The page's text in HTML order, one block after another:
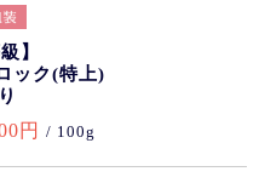
】
ック(特上)
円 / 100g